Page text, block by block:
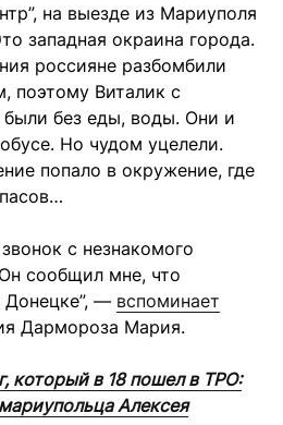
на выезде из Мариуполя
западная окраина города.
россияне разбомбили
поэтому Виталик с
без еды, воды. Они и
Но чудом уцелели.
попало в окружение, где
с незнакомого
сообщил мне, что
Донецке”, — вспоминает
Дармороза Мария.
который в 18 пошел в ТРО:
Алексея